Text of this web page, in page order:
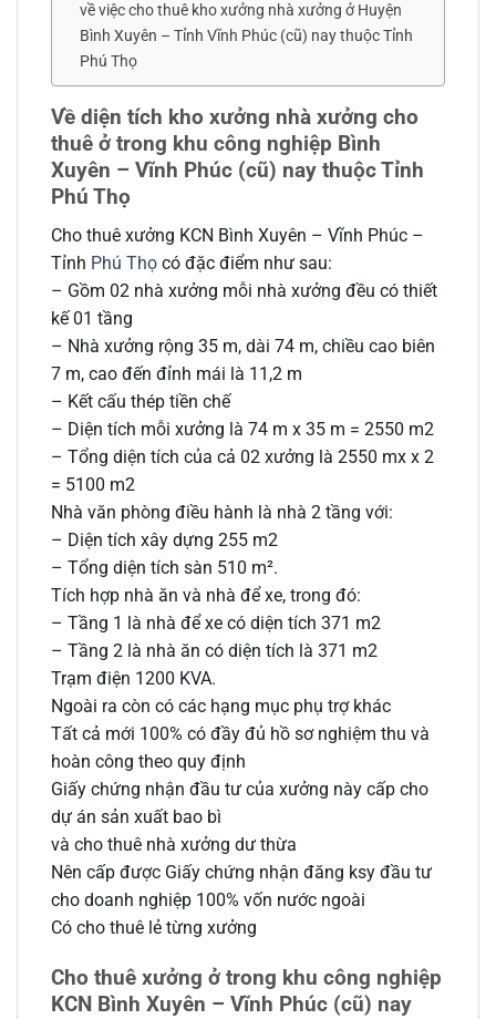
về việc cho thuê kho xưởng nhà xưởng ở Huyện
Bình Xuyên – Tỉnh Vĩnh Phúc (cũ) nay thuộc Tỉnh
Phú Thọ
Về diện tích kho xưởng nhà xưởng cho
thuê ở trong khu công nghiệp Bình
Xuyên – Vĩnh Phúc (cũ) nay thuộc Tỉnh
Phú Thọ
Cho thuê xưởng KCN Bình Xuyên – Vĩnh Phúc –
Tỉnh Phú Thọ có đặc điểm như sau:
– Gồm 02 nhà xưởng mỗi nhà xưởng đều có thiết
kế 01 tầng
– Nhà xưởng rộng 35 m, dài 74 m, chiều cao biên
7 m, cao đến đỉnh mái là 11,2 m
– Kết cấu thép tiền chế
– Diện tích mỗi xưởng là 74 m x 35 m = 2550 m2
– Tổng diện tích của cả 02 xưởng là 2550 mx x 2
= 5100 m2
Nhà văn phòng điều hành là nhà 2 tầng với:
– Diện tích xây dựng 255 m2
– Tổng diện tích sàn 510 m².
Tích hợp nhà ăn và nhà để xe, trong đó:
– Tầng 1 là nhà để xe có diện tích 371 m2
– Tầng 2 là nhà ăn có diện tích là 371 m2
Trạm điện 1200 KVA.
Ngoài ra còn có các hạng mục phụ trợ khác
Tất cả mới 100% có đầy đủ hồ sơ nghiệm thu và
hoàn công theo quy định
Giấy chứng nhận đầu tư của xưởng này cấp cho
dự án sản xuất bao bì
và cho thuê nhà xưởng dư thừa
Nên cấp được Giấy chứng nhận đăng ksy đầu tư
cho doanh nghiệp 100% vốn nước ngoài
Có cho thuê lẻ từng xưởng
Cho thuê xưởng ở trong khu công nghiệp
KCN Bình Xuyên – Vĩnh Phúc (cũ) nay